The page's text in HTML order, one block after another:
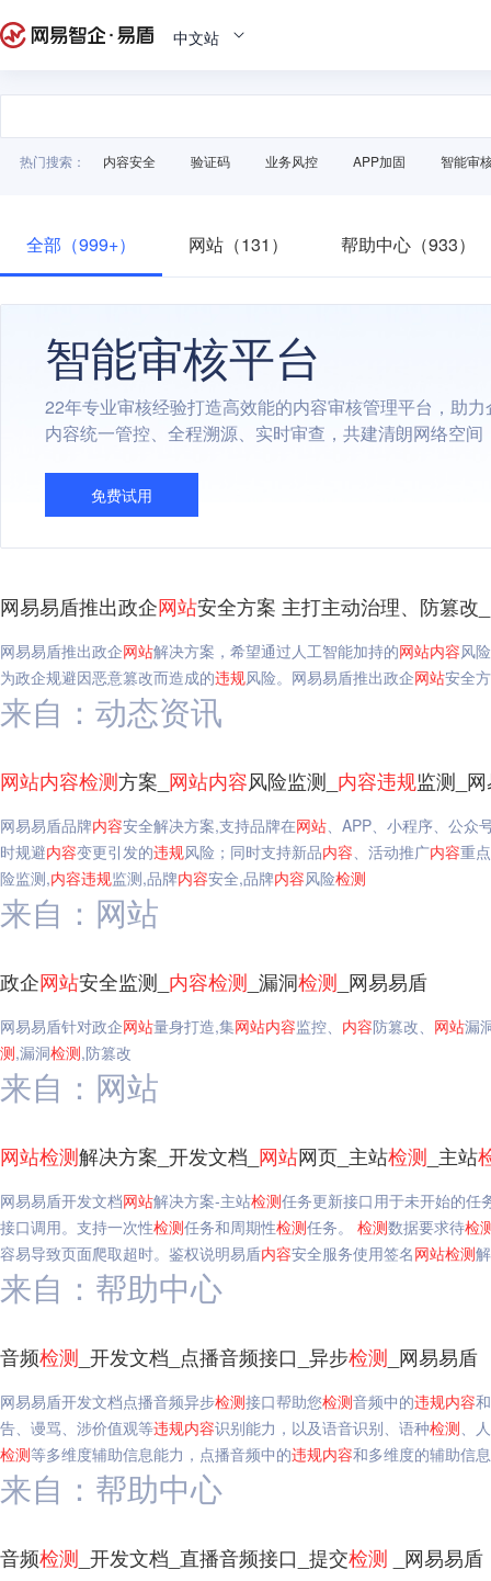
中文站
热门搜索： 内容安全 验证码 业务风控 APP加固 智能审
全部（999+） 网站（131） 帮助中心（933）
智能审核平台
22年专业审核经验打造高效能的内容审核管理平台，助
内容统一管控、全程溯源、实时审查，共建清朗网络空间
免费试用
网易易盾推出政企网站安全方案 主打主动治理、防篡改
网易易盾推出政企网站解决方案，希望通过人工智能加持的网站内容风
为政企规避因恶意篡改而造成的违规风险。网易易盾推出政企网站安全
来自：动态资讯
网站内容检测方案_ 网站内容风险监测_ 内容违规监测_
网易易盾品牌内容安全解决方案,支持品牌在网站、APP、小程序、公众
时规避内容变更引发的违规风险；同时支持新品内容、活动推广内容重点
险监测,内容违规监测,品牌内容安全,品牌内容风险检测
来自：网站
政企网站安全监测_ 内容检测 _漏洞检测 _网易易盾
网易易盾针对政企网站量身打造,集网站内容监控、 内容防篡改、 网站漏
测,漏洞检测,防篡改
来自：网站
网站检测解决方案_开发文档_ 网站网页_主站检测 _主站
网易易盾开发文档网站解决方案-主站检测任务更新接口用于未开始的任
接口调用。支持一次性检测任务和周期性检测任务。 检测数据要求待检
容易导致页面爬取超时。鉴权说明易盾内容安全服务使用签名网站检测
来自：帮助中心
音频检测 _开发文档_点播音频接口_异步检测 _网易易盾
网易易盾开发文档点播音频异步检测接口帮助您检测音频中的违规内容
告、谩骂、涉价值观等违规内容识别能力，以及语音识别、语种检测、
检测等多维度辅助信息能力，点播音频中的违规内容和多维度的辅助信
来自：帮助中心
音频检测 _开发文档_直播音频接口_提交检测 _网易易盾